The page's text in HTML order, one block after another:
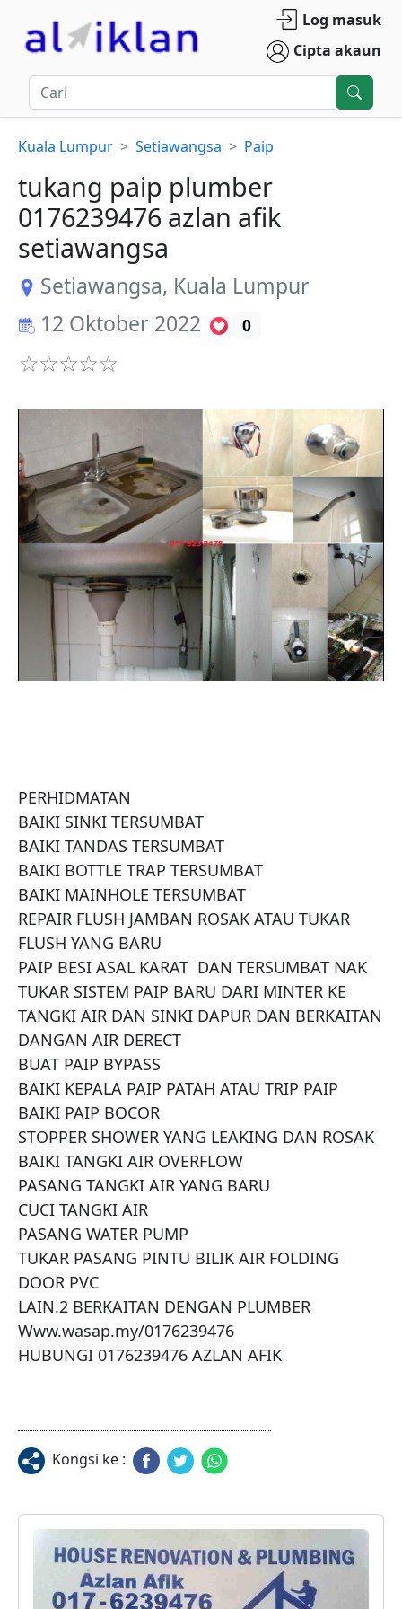
Log masuk
Cipta akaun
Kuala Lumpur Setiawangsa Paip
tukang paip plumber
0176239476 azlan afik
setiawangsa
Setiawangsa, Kuala Lumpur
12 Oktober 2022
0
PERHIDMATAN
BAIKI SINKI TERSUMBAT
BAIKI TANDAS TERSUMBAT
BAIKI BOTTLE TRAP TERSUMBAT
BAIKI MAINHOLE TERSUMBAT
REPAIR FLUSH JAMBAN ROSAK ATAU TUKAR
FLUSH YANG BARU
PAIP BESI ASAL KARAT  DAN TERSUMBAT NAK
TUKAR SISTEM PAIP BARU DARI MINTER KE
TANGKI AIR DAN SINKI DAPUR DAN BERKAITAN
DANGAN AIR DERECT
BUAT PAIP BYPASS
BAIKI KEPALA PAIP PATAH ATAU TRIP PAIP
BAIKI PAIP BOCOR
STOPPER SHOWER YANG LEAKING DAN ROSAK
BAIKI TANGKI AIR OVERFLOW
PASANG TANGKI AIR YANG BARU
CUCI TANGKI AIR
PASANG WATER PUMP
TUKAR PASANG PINTU BILIK AIR FOLDING
DOOR PVC
LAIN.2 BERKAITAN DENGAN PLUMBER
Www.wasap.my/0176239476
HUBUNGI 0176239476 AZLAN AFIK
Kongsi ke :